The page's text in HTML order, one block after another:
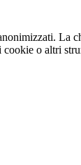
La
o altri